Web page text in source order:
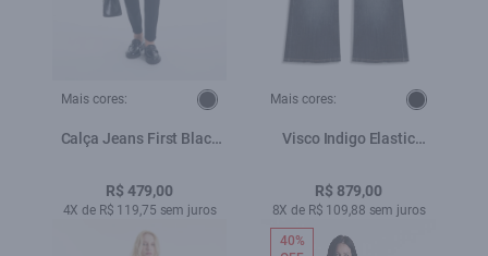
Mais cores:
Calça Jeans First Black
R$ 479,00
4X de R$ 119,75 sem juros
Mais cores:
Visco Indigo Elastic
Lav.Escuro C/ Matiz+3d
R$ 879,00
8X de R$ 109,88 sem juros
40%